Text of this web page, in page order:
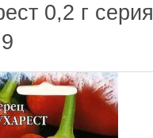
0,2 г серия